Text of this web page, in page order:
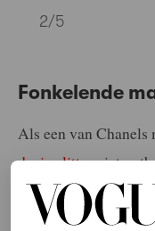
2/5
Fonkelende
Als een van Chanels
dosis glitterniet
mantelpakken van
twist dankzij